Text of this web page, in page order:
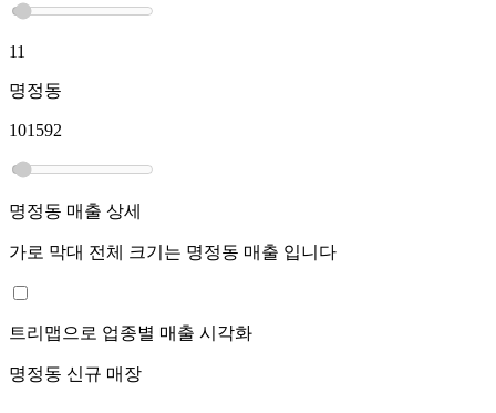
11
명정동
101592
명정동 매출 상세
가로 막대 전체 크기는 명정동 매출 입니다
트리맵으로 업종별 매출 시각화
명정동 신규 매장